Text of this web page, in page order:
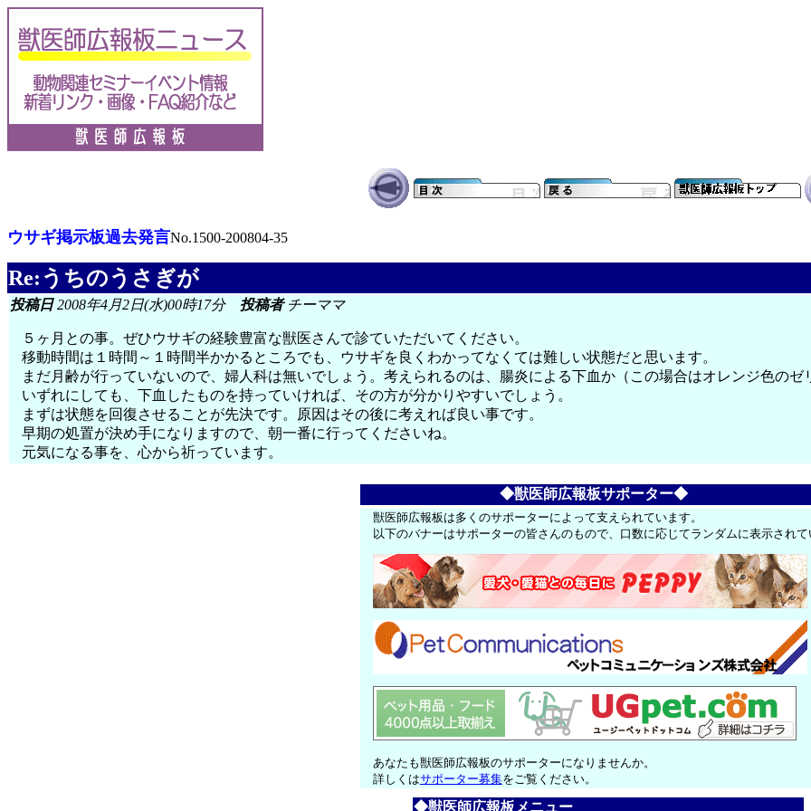
ウサギ掲示板過去発言No.1500-200804-35
Re:うちのうさぎが
投稿日2008年4月2日(水)00時17分 投稿者チーママ
５ヶ月との事。ぜひウサギの経験豊富な獣医さんで診ていただいてください。
移動時間は１時間～１時間半かかるところでも、ウサギを良くわかってなくては難しい状態だと思います。
まだ月齢が行っていないので、婦人科は無いでしょう。考えられるのは、腸炎による下血か（この場合はオレンジ色の
いずれにしても、下血したものを持っていければ、その方が分かりやすいでしょう。
まずは状態を回復させることが先決です。原因はその後に考えれば良い事です。
早期の処置が決め手になりますので、朝一番に行ってくださいね。
元気になる事を、心から祈っています。
◆獣医師広報板サポーター◆
獣医師広報板は多くのサポーターによって支えられています。
以下のバナーはサポーターの皆さんのもので、口数に応じてランダムに表示され
あなたも獣医師広報板のサポーターになりませんか。
詳しくはサポーター募集をご覧ください。
◆獣医師広報板メニュー